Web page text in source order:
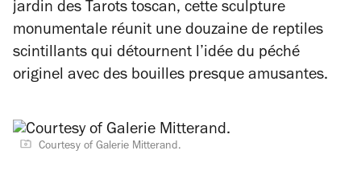
jardin des Tarots toscan, cette sculpture
monumentale réunit une douzaine de reptiles
scintillants qui détournent l’idée du péché
originel avec des bouilles presque amusantes.
Courtesy of Galerie Mitterand.